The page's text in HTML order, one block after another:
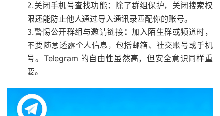
2.关闭手机号查找功能： 除了群组保护，关闭搜索权
限还能防止他人通过导入通讯录匹配你的账号。
3.警惕公开群组与邀请链接 ：加入陌生群或频道时，
不要随意透露个人信息，包括邮箱、社交账号或手机
号。Telegram 的自由性虽然高，但安全意识同样重
要。